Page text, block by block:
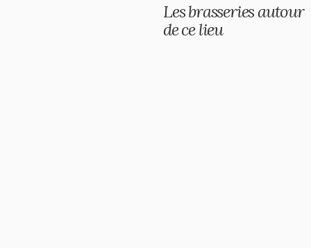
Les brasseries autour
de ce lieu